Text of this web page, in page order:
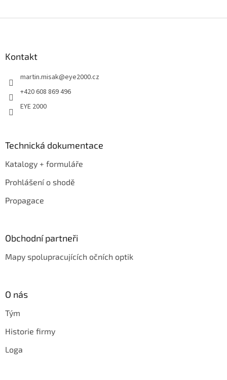
Kontakt
martin.misak@eye2000.cz
+420 608 869 496
EYE 2000
Technická dokumentace
Katalogy + formuláře
Prohlášení o shodě
Propagace
Obchodní partneři
Mapy spolupracujících očních optik
O nás
Tým
Historie firmy
Loga